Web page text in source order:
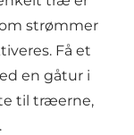
strømmer
Få et
en gåtur i
til træerne,